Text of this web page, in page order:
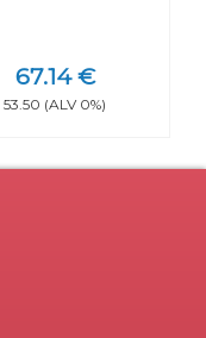
67.14 €
53.50 (ALV 0%)